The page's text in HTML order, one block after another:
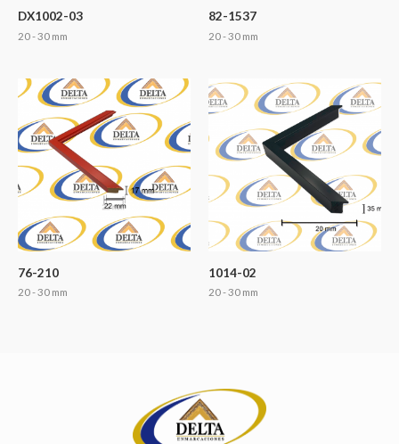
DX1002-03
20 - 30 mm
82-1537
20 - 30 mm
76-210
20 - 30 mm
1014-02
20 - 30 mm